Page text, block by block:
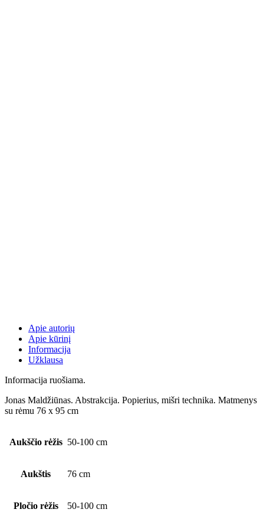
Apie autorių
Apie kūrinį
Informacija
Užklausa
Informacija ruošiama.
Jonas Maldžiūnas. Abstrakcija. Popierius, mišri technika. Matmenys
su rėmu 76 x 95 cm
Aukščio rėžis 50-100 cm
Aukštis 76 cm
Pločio rėžis 50-100 cm